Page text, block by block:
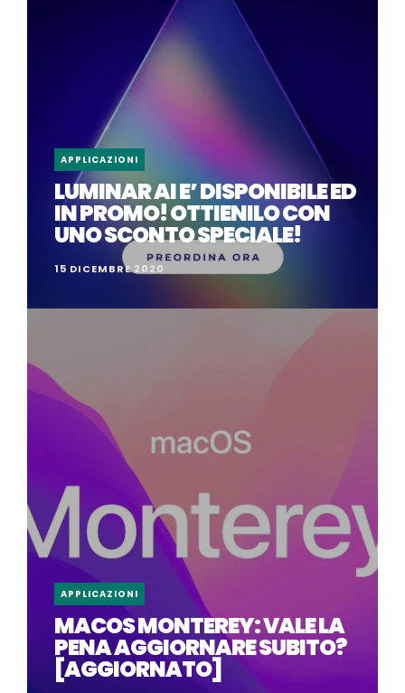
APPLICAZIONI
LUMINAR AI E’ DISPONIBILE ED
IN PROMO! OTTIENILO CON
UNO SCONTO SPECIALE!
15 DICEMBRE 2020
APPLICAZIONI
MACOS MONTEREY: VALE LA
PENA AGGIORNARE SUBITO?
[AGGIORNATO]